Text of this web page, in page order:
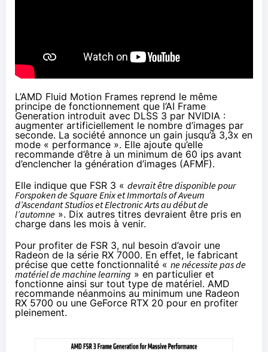
L’AMD Fluid Motion Frames reprend le même
principe de fonctionnement que l’AI Frame
Generation introduit avec DLSS 3 par NVIDIA :
augmenter artificiellement le nombre d’images par
seconde. La société annonce un gain jusqu’à 3,3x en
mode « performance ». Elle ajoute qu’elle
recommande d’être à un minimum de 60 ips avant
d’enclencher la génération d’images (AFMF).
Elle indique que FSR 3 « devrait être disponible pour
Forspoken de Square Enix et Immortals of Aveum
d’Ascendant Studios et Electronic Arts au début de
l’automne ». Dix autres titres devraient être pris en
charge dans les mois à venir.
Pour profiter de FSR 3, nul besoin d’avoir une
Radeon de la série RX 7000. En effet, le fabricant
précise que cette fonctionnalité « ne nécessite pas de
matériel de machine learning » en particulier et
fonctionne ainsi sur tout type de matériel. AMD
recommande néanmoins au minimum une Radeon
RX 5700 ou une GeForce RTX 20 pour en profiter
pleinement.